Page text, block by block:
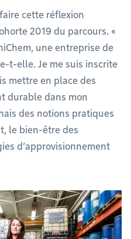
cette réflexion
2019 du parcours. «
une entreprise de
t-elle. Je me suis inscrite
mettre en place des
durable dans mon
des notions pratiques
le bien-être des
d’approvisionnement